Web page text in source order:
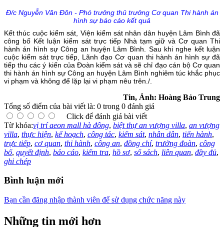
Đ/c Nguyễn Văn Đôn - Phó trưởng thủ trưởng Cơ quan Thi hành án
hình sự báo cáo kết quả
Kết thúc cuộc kiểm sát, Viện kiểm sát nhân dân huyện Lâm Bình đã
công bố Kết luận kiểm sát trực tiếp Nhà tạm giữ và Cơ quan Thi
hành án hình sự Công an huyện Lâm Bình. Sau khi nghe kết luận
cuộc kiểm sát trực tiếp, Lãnh đạo Cơ quan thi hành án hình sự đã
tiếp thu các ý kiến của Đoàn kiểm sát và sẽ chỉ đạo cán bộ Cơ quan
thi hành án hình sự Công an huyện Lâm Bình nghiêm túc khắc phục
vi phạm và không để lặp lại vi phạm nêu trên./.
Tin, Ảnh: Hoàng Bảo Trung
Tổng số điểm của bài viết là: 0 trong 0 đánh giá
Click để đánh giá bài viết
Từ khóa:vị trí aeon mall hà đông, biệt thự an vượng villa, an vượng
villa, thực hiện, kế hoạch, công tác, kiểm sát, nhân dân, tiến hành,
trực tiếp, cơ quan, thi hành, công an, đồng chí, trưởng đoàn, công
bố, quyết định, báo cáo, kiểm tra, hồ sơ, sổ sách, liên quan, đầy đủ,
ghi chép
Bình luận mới
Bạn cần đăng nhập thành viên để sử dụng chức năng này
Những tin mới hơn